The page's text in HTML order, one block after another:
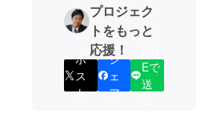
プロジェク
トをもっと
応援！
ポ
ス
ト
シ
ェ
ア
Eで
送